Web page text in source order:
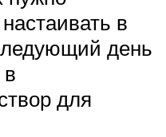
в
день
для